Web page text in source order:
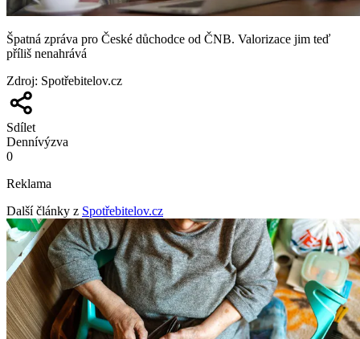
Špatná zpráva pro České důchodce od ČNB. Valorizace jim teď
příliš nenahrává
Zdroj: Spotřebitelov.cz
Sdílet
Dennívýzva
0
Reklama
Další články z Spotřebitelov.cz